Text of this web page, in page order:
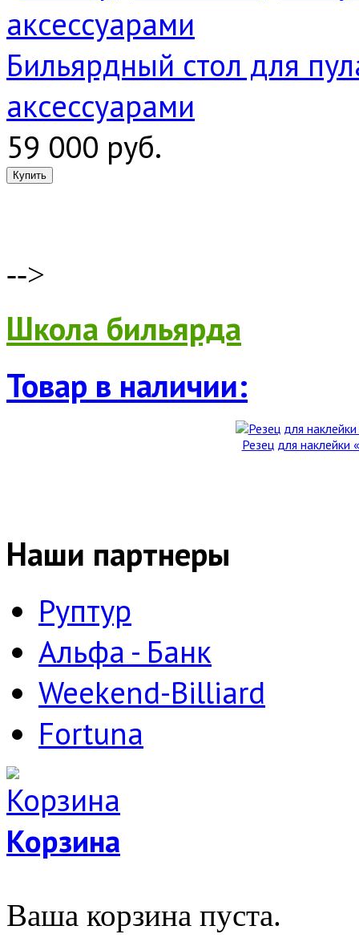
Бильярдный стол для
аксессуарами
59 000 руб.
-->
Школа бильярда
Товар в наличии:
Резец для наклейки
Наши партнеры
Руптур
Альфа - Банк
Weekend-Billiard
Fortuna
Корзина
Ваша корзина пуста.